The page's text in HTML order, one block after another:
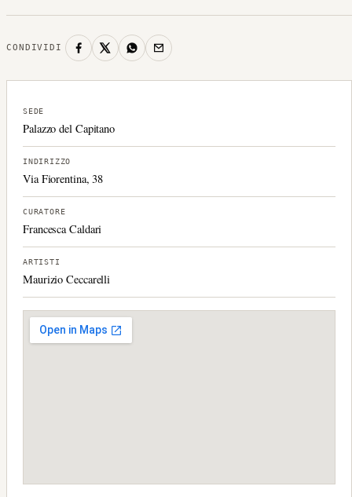
CONDIVIDI
SEDE
Palazzo del Capitano
INDIRIZZO
Via Fiorentina, 38
CURATORE
Francesca Caldari
ARTISTI
Maurizio Ceccarelli